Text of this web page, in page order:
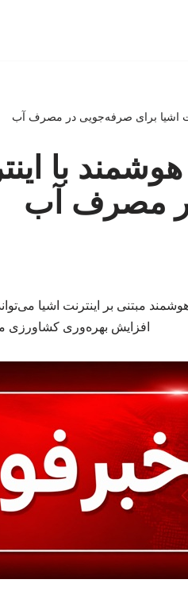
اشیا برای صرفه‌جویی در مصرف آب
با
مصرف آب
مبتنی بر اینترنت اشیا
افزایش بهره‌وری